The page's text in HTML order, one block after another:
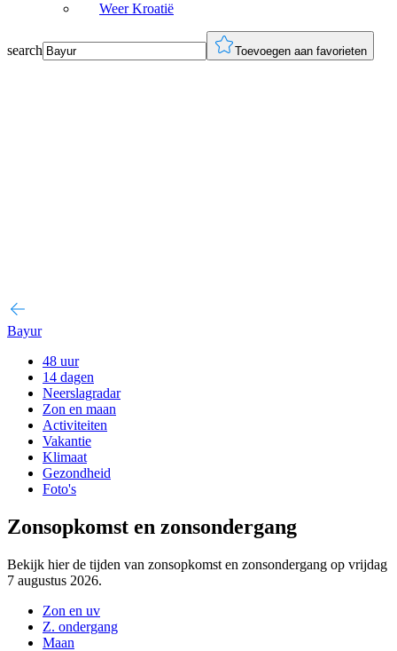
Weer Kroatië
search Toevoegen aan favorieten
Bayur
48 uur
14 dagen
Neerslagradar
Zon en maan
Activiteiten
Vakantie
Klimaat
Gezondheid
Foto's
Zonsopkomst en zonsondergang
Bekijk hier de tijden van zonsopkomst en zonsondergang op vrijdag
7 augustus 2026.
Zon en uv
Z. ondergang
Maan